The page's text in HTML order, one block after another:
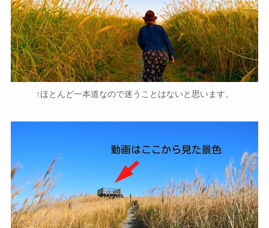
↑ほとんど一本道なので迷うことはないと思います。